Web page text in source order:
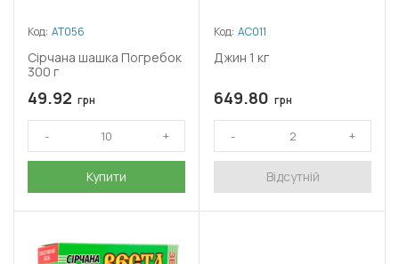
Код: АТ056
Сірчана шашка Погребок
300 г
49.92 грн
Купити
Код: АС011
Джин 1 кг
649.80 грн
Відсутній